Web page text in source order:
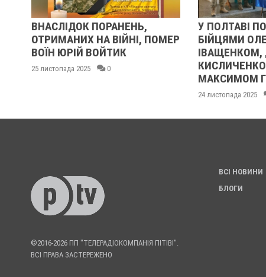
ПОРАНЕНЬ,
НА ВІЙНІ, ПОМЕР
ВОЙТИК
2025 0
У ПОЛТАВІ
БІЙЦЯМИ ОЛЕКСАНДРОМ
ІВАЩЕНКОМ, ДМИТРОМ
КИСЛИЧЕНКОМ ТА
МАКСИМОМ
24 листопада 2025 0
©2016-2026 ПП "ТЕЛЕРАДІОКОМПАНІЯ ПІТІВІ".
ВСІ ПРАВА ЗАСТЕРЕЖЕНО
ВСІ НОВИНИ
БЛОГИ